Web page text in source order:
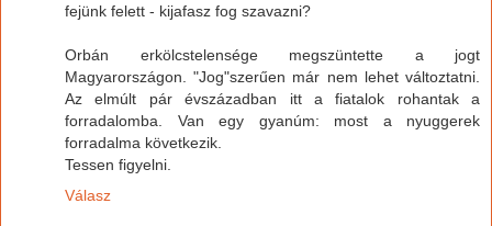
fejünk felett - kijafasz fog szavazni?
Orbán erkölcstelensége megszüntette a jogt
Magyarországon. "Jog"szerűen már nem lehet változtatni.
Az elmúlt pár évszázadban itt a fiatalok rohantak a
forradalomba. Van egy gyanúm: most a nyuggerek
forradalma következik.
Tessen figyelni.
Válasz